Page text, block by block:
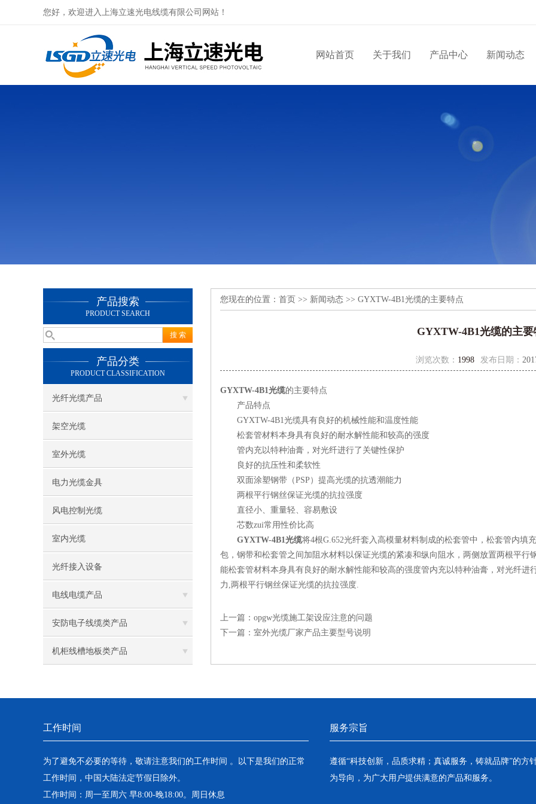
您好，欢迎进入上海立速光电线缆有限公司网站！
网站首页 关于我们 产品中心 新闻动态
产品搜索
PRODUCT SEARCH
产品分类
PRODUCT CLASSIFICATION
光纤光缆产品
架空光缆
室外光缆
电力光缆金具
风电控制光缆
室内光缆
光纤接入设备
电线电缆产品
安防电子线缆类产品
机柜线槽地板类产品
您现在的位置： 首页 >> 新闻动态 >> GYXTW-4B1光缆的主要特点
GYXTW-4B1光缆的主要
浏览次数： 1998 发布日期：
GYXTW-4B1光缆的主要特点
产品特点
GYXTW-4B1光缆具有良好的机械性能和温度性能
松套管材料本身具有良好的耐水解性能和较高的强度
管内充以特种油膏，对光纤进行了关键性保护
良好的抗压性和柔软性
双面涂塑钢带（PSP）提高光缆的抗透潮能力
两根平行钢丝保证光缆的抗拉强度
直径小、重量轻、容易敷设
芯数zui常用性价比高
GYXTW-4B1光缆将4根G.652光纤套入高模量材料制成的松套管中，松套管内填
包，钢带和松套管之间加阻水材料以保证光缆的紧凑和纵向阻水，两侧放置两根平
能松套管材料本身具有良好的耐水解性能和较高的强度管内充以特种油膏，对光纤进
力,两根平行钢丝保证光缆的抗拉强度.
上一篇： opgw光缆施工架设应注意的问题
下一篇： 室外光缆厂家产品主要型号说明
工作时间
为了避免不必要的等待，敬请注意我们的工作时间 。以下是我们的正常
工作时间，中国大陆法定节假日除外。
工作时间：周一至周六 早8:00-晚18:00。周日休息
服务宗旨
遵循“科技创新，品质求精；真诚服务，铸就品牌”的方
为导向，为广大用户提供满意的产品和服务。